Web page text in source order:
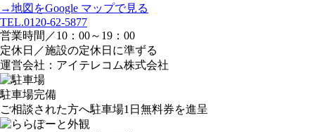
→地図をGoogle マップで見る
TEL.0120-62-5877
営業時間／10：00～19：00
定休日／施設の定休日に準ずる
運営会社：アイテレコム株式会社
駐車場完備
ご相談された方へ駐車場1日無料券を進呈